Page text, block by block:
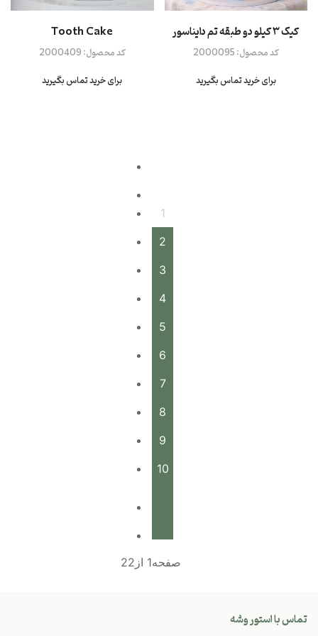
کیک ۳ کیلو دو طبقه تم دایناسور
برای خرید تماس بگیرید
کد محصول:2000095
Tooth Cake
برای خرید تماس بگیرید
کد محصول:2000409
1
2
3
4
5
6
7
8
9
10
صفحه1 از22
تماس با استور وشه